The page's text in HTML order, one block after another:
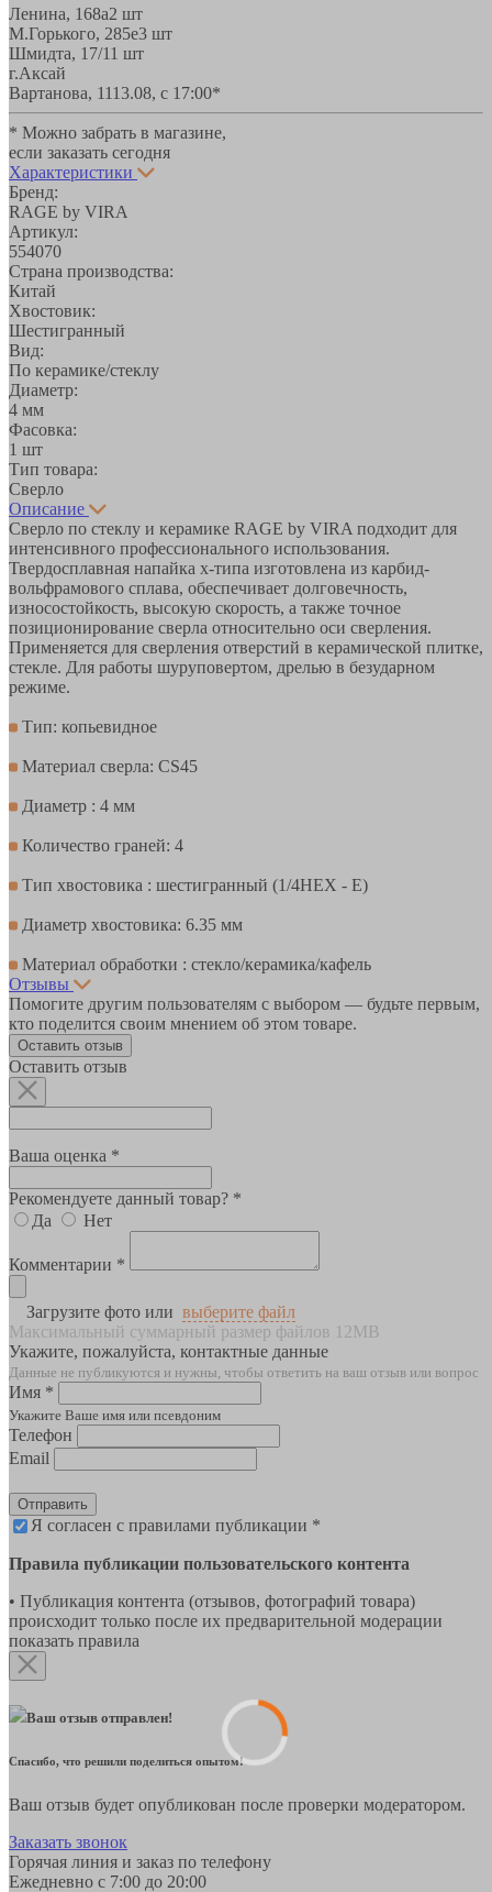
Ленина, 168а2 шт
М.Горького, 285е3 шт
Шмидта, 17/11 шт
г.Аксай
Вартанова, 1113.08, с 17:00*
* Можно забрать в магазине,
если заказать сегодня
Характеристики
Бренд:
RAGE by VIRA
Артикул:
554070
Страна производства:
Китай
Хвостовик:
Шестигранный
Вид:
По керамике/стеклу
Диаметр:
4 мм
Фасовка:
1 шт
Тип товара:
Сверло
Описание
Сверло по стеклу и керамике RAGE by VIRA подходит для
интенсивного профессионального использования.
Твердосплавная напайка х-типа изготовлена из карбид-
вольфрамового сплава, обеспечивает долговечность,
износостойкость, высокую скорость, а также точное
позиционирование сверла относительно оси сверления.
Применяется для сверления отверстий в керамической плитке,
стекле. Для работы шуруповертом, дрелью в безударном
режиме.
Тип: копьевидное
Материал сверла: CS45
Диаметр : 4 мм
Количество граней: 4
Тип хвостовика : шестигранный (1/4HEX - E)
Диаметр хвостовика: 6.35 мм
Материал обработки : стекло/керамика/кафель
Отзывы
Помогите другим пользователям с выбором — будьте первым,
кто поделится своим мнением об этом товаре.
Оставить отзыв
Оставить отзыв
Ваша оценка *
Рекомендуете данный товар? *
Да
Нет
Комментарии *
Загрузите фото или выберите файл
Максимальный суммарный размер файлов 12MB
Укажите, пожалуйста, контактные данные
Данные не публикуются и нужны, чтобы ответить на ваш отзыв или вопрос
Имя *
Укажите Ваше имя или псевдоним
Телефон
Email
Отправить
Я согласен с правилами публикации *
Правила публикации пользовательского контента
• Публикация контента (отзывов, фотографий товара)
происходит только после их предварительной модерации
показать правила
Ваш отзыв отправлен!
Спасибо, что решили поделиться опытом!
Ваш отзыв будет опубликован после проверки модератором.
Заказать звонок
Горячая линия и заказ по телефону
Ежедневно с 7:00 до 20:00